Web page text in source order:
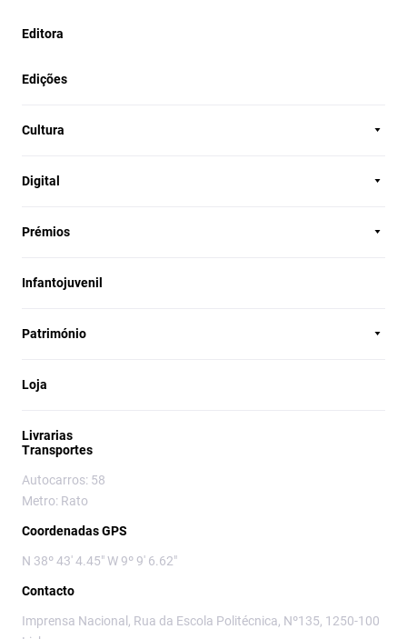
Editora
Edições
Cultura
Digital
Prémios
Infantojuvenil
Património
Loja
Livrarias
Transportes
Autocarros: 58
Metro: Rato
Coordenadas GPS
N 38º 43' 4.45" W 9º 9' 6.62"
Contacto
Imprensa Nacional, Rua da Escola Politécnica, Nº135, 1250-100